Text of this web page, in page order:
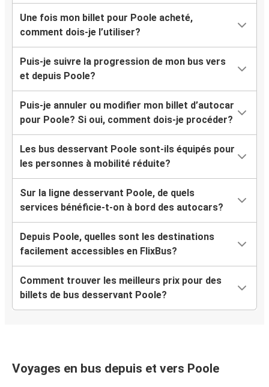
Une fois mon billet pour Poole acheté,
comment dois-je l’utiliser?
Puis-je suivre la progression de mon bus vers
et depuis Poole?
Puis-je annuler ou modifier mon billet d’autocar
pour Poole? Si oui, comment dois-je procéder?
Les bus desservant Poole sont-ils équipés pour
les personnes à mobilité réduite?
Sur la ligne desservant Poole, de quels
services bénéficie-t-on à bord des autocars?
Depuis Poole, quelles sont les destinations
facilement accessibles en FlixBus?
Comment trouver les meilleurs prix pour des
billets de bus desservant Poole?
Voyages en bus depuis et vers Poole